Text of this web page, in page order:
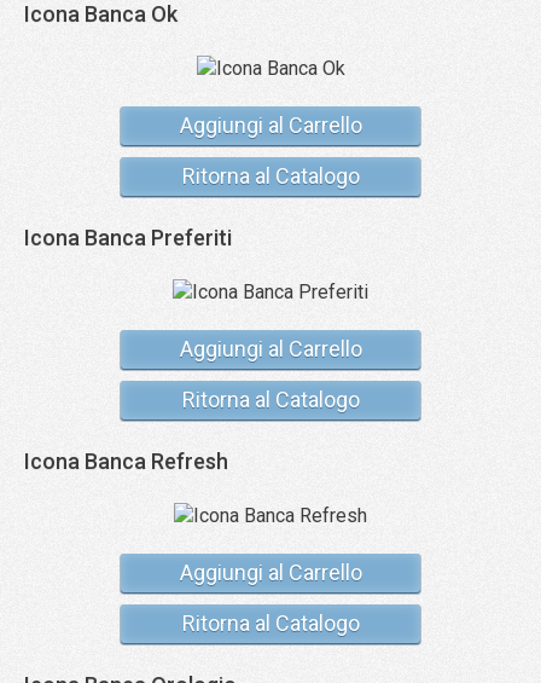
Icona Banca Ok
Aggiungi al Carrello
Ritorna al Catalogo
Icona Banca Preferiti
Aggiungi al Carrello
Ritorna al Catalogo
Icona Banca Refresh
Aggiungi al Carrello
Ritorna al Catalogo